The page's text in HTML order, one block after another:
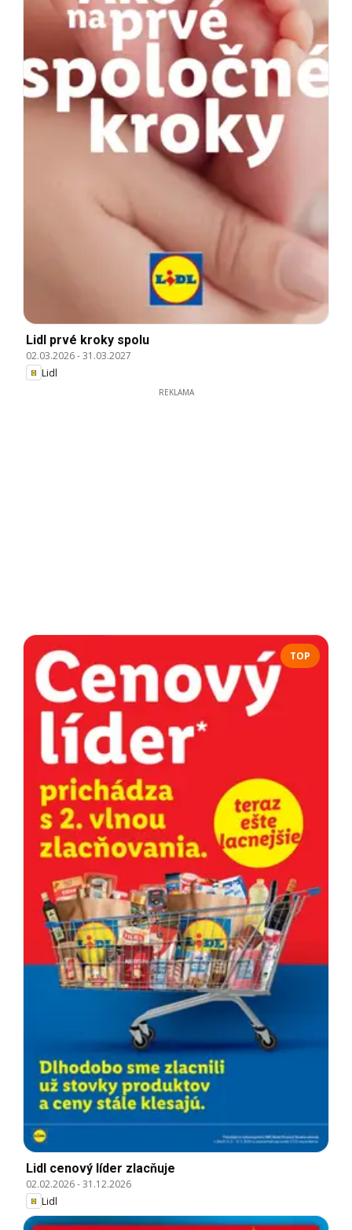
Lidl prvé kroky spolu
02.03.2026-31.03.2027
Lidl
REKLAMA
TOP
Lidl cenový líder zlacňuje
02.02.2026-31.12.2026
Lidl